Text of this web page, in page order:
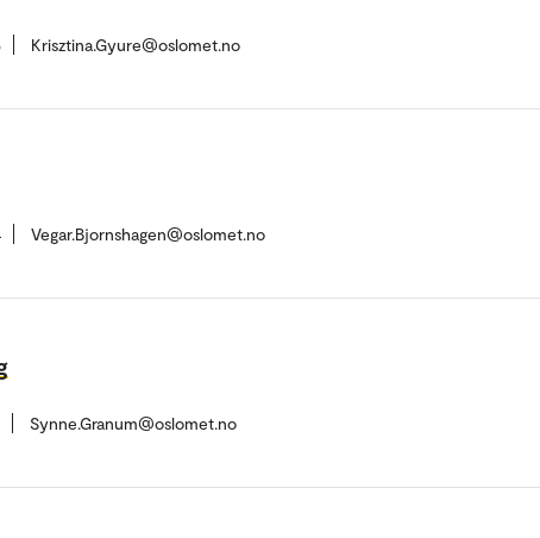
Krisztina.Gyure@oslomet.no
Vegar.Bjornshagen@oslomet.no
Synne.Granum@oslomet.no